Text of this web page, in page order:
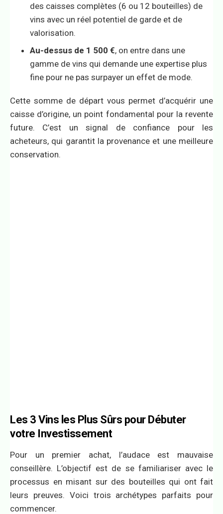
des caisses complètes (6 ou 12 bouteilles) de
vins avec un réel potentiel de garde et de
valorisation.
Au-dessus de 1 500 €, on entre dans une
gamme de vins qui demande une expertise plus
fine pour ne pas surpayer un effet de mode.
Cette somme de départ vous permet d’acquérir une
caisse d’origine, un point fondamental pour la revente
future. C’est un signal de confiance pour les
acheteurs, qui garantit la provenance et une meilleure
conservation.
Les 3 Vins les Plus Sûrs pour Débuter
votre Investissement
Pour un premier achat, l’audace est mauvaise
conseillère. L’objectif est de se familiariser avec le
processus en misant sur des bouteilles qui ont fait
leurs preuves. Voici trois archétypes parfaits pour
commencer.